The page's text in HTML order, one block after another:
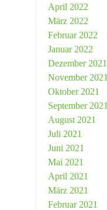
April 2022
März 2022
Februar 2022
Januar 2022
Dezember 2021
November 2021
Oktober 2021
September 2021
August 2021
Juli 2021
Juni 2021
Mai 2021
April 2021
März 2021
Februar 2021